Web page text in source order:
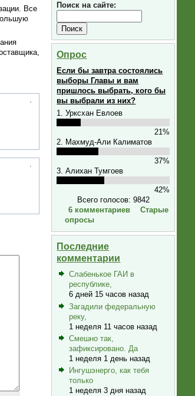
Все
Поиск на сайте:
Опрос
Если бы завтра состоялись
выборы Главы и вам
пришлось выбрать, кого бы
вы выбрали из них?
1. Урксхан Евлоев
21%
2. Махмуд-Али Калиматов
37%
3. Алихан Тумгоев
42%
Всего голосов: 9842
6 комментариев
Старые
опросы
Последние
комментарии
Слабенькое ГАИ в
республике,
6 дней 15 часов назад
Загадили федеральную
реку,
1 неделя 11 часов назад
Смешно так,
зафиксировано. Да
1 неделя 1 день назад
Ингушэнерго, как тебя
только
1 неделя 3 дня назад